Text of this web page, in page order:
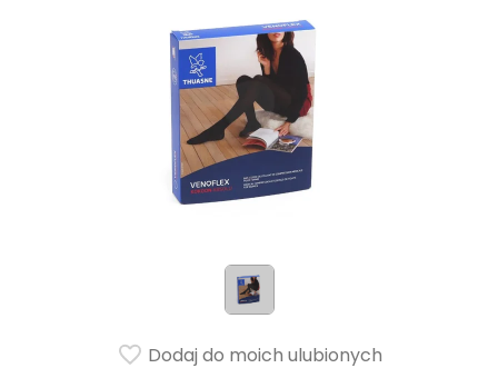
Dodaj do moich ulubionych